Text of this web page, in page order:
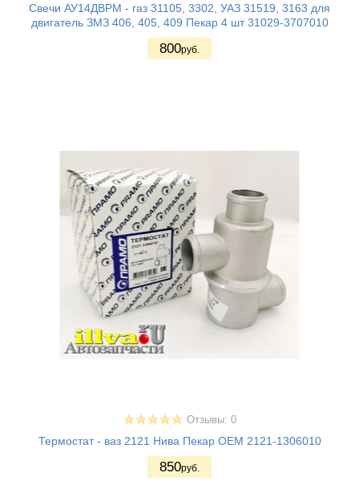
Свечи АУ14ДВРМ - газ 31105, 3302, УАЗ 31519, 3163 для
двигатель ЗМЗ 406, 405, 409 Пекар 4 шт 31029-3707010
800руб.
Отзывы: 0
Термостат - ваз 2121 Нива Пекар OEM 2121-1306010
850руб.